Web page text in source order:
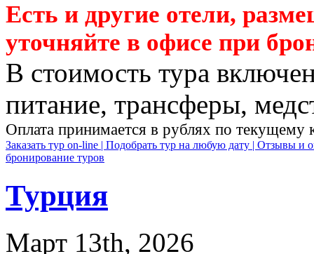
Есть и другие отели,
уточняйте в офисе при
В стоимость тура
питание, трансферы,
Оплата принимается в рублях по текущему
Заказать тур on-line | Подобрать тур на любую дату | Отзывы и
бронирование туров
Турция
Март 13th, 2026